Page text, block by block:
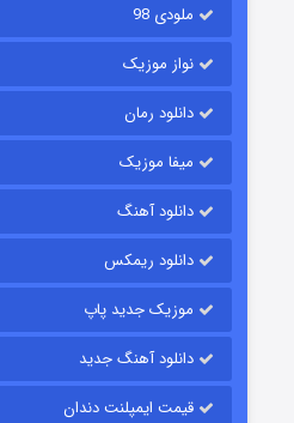
قسمت
ملودی 98
نواز موزیک
دانلود رمان
میفا موزیک
دانلود آهنگ
دانلود ریمکس
موزیک جدید پاپ
دانلود آهنگ جدید
قیمت ایمپلنت دندان